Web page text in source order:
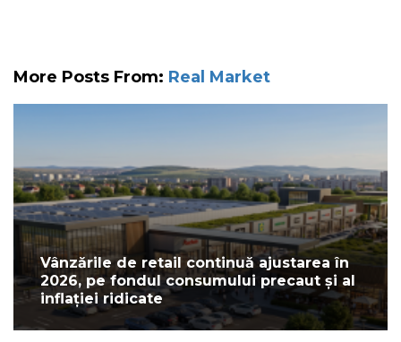
More Posts From: Real Market
Vânzările de retail continuă ajustarea în
2026, pe fondul consumului precaut și al
inflației ridicate